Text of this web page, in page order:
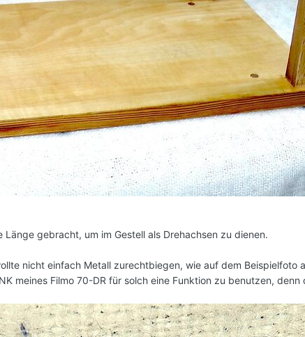
gebracht, um im Gestell als Drehachsen zu dienen.
nicht einfach Metall zurechtbiegen, wie auf dem Beispielfoto
meines Filmo 70-DR für solch eine Funktion zu benutzen, denn